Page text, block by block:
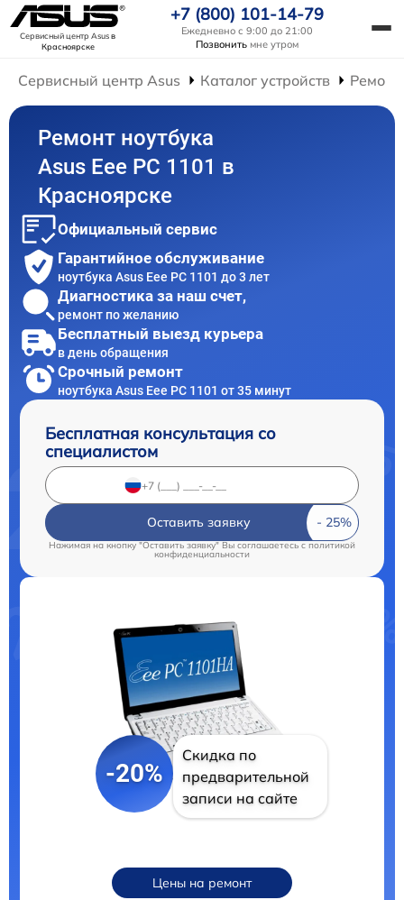
Сервисный центр Asusв
Красноярске
+7 (800) 101-14-79
Ежедневно с 9:00 до 21:00
Позвонить мне утром
Сервисный центр Asus Каталог устройств
Ремонт ноутбука
Asus Eee PC 1101 в
Красноярске
Официальный сервис
Гарантийное обслуживание
ноутбука Asus Eee PC 1101 до 3 лет
Диагностика за наш счет,
ремонт по желанию
Бесплатный выезд курьера
в день обращения
Срочный ремонт
ноутбука Asus Eee PC 1101 от 35 минут
Бесплатная консультация со
специалистом
Оставить заявку
Нажимая на кнопку "Оставить заявку" Вы соглашаетесь c политикой
конфиденциальности
-20%
Скидка по
предварительной
записи на сайте
Цены на ремонт